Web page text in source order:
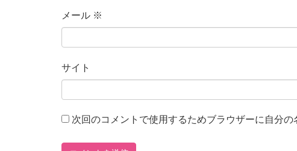
メール ※
サイト
次回のコメントで使用するためブラウザーに自分